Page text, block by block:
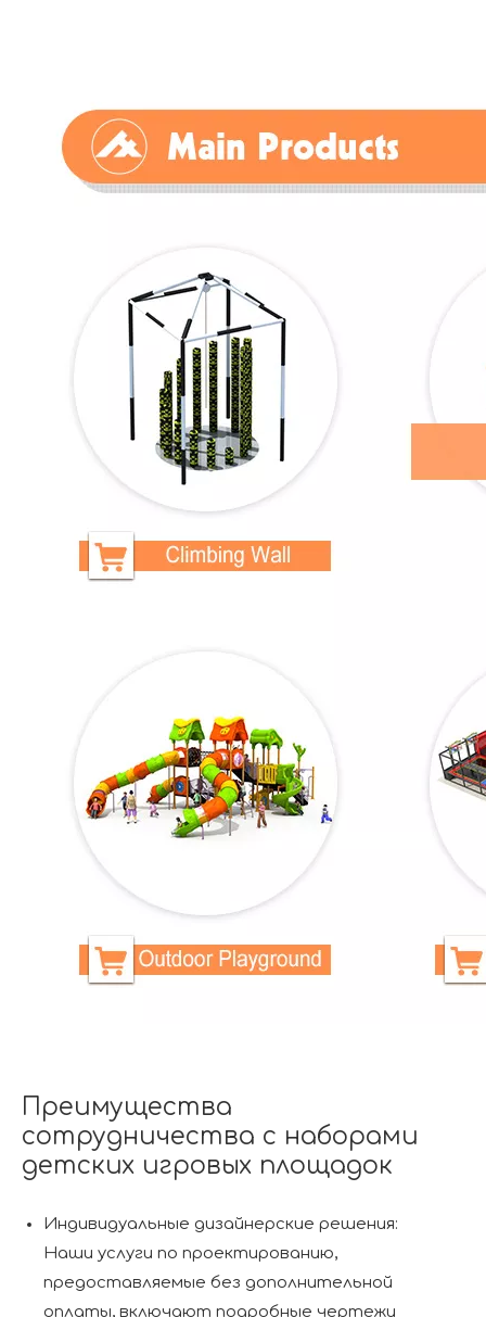
Преимущества
сотрудничества с наборами
детских игровых площадок
Индивидуальные дизайнерские решения:
Наши услуги по проектированию,
предоставляемые без дополнительной
оплаты, включают подробные чертежи